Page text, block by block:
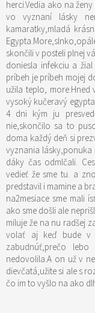
herci.Vedia ako na
vo vyznaní lásky
kamaratky,mladá
skončili v posteli plnej
doniesla infekciu a
príbeh je príbeh mojej
užila teplo,
vysoký kučeravý
4 dni kým ju
nie,skončilo sa to
doma každý deň si
vyznania lásky,ponuka
dáky čas odmlčali.
vedieť že sme tu. a znova
predstavil i mamine a
na2mesiace sme mali
ako sme došli ale
miluje že na nu radšej
volať aj keď bude v
zabudnúť,prečo
nedovolila.A on už v
dievčatá,užite si ale s
čo im to vyšlo na ako